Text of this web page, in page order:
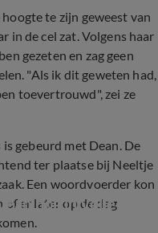
te zijn geweest van
in de cel zat. Volgens haar
gezeten en zag geen
"Als ik dit geweten had,
toevertrouwd", zei ze
gebeurd met Dean. De
ter plaatse bij Neeltje
Een woordvoerder kon
of er later op de dag
nog in volle